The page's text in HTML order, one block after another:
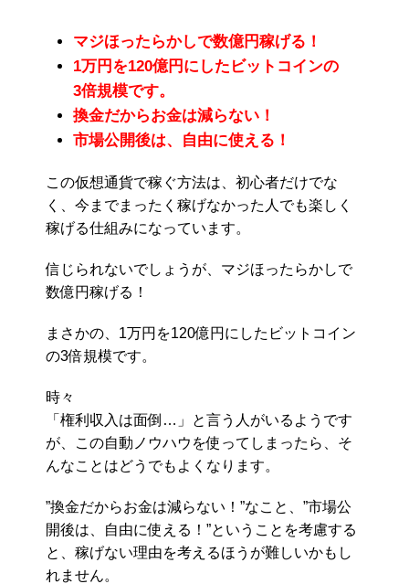
マジほったらかしで数億円稼げる！
1万円を120億円にしたビットコインの
3倍規模です。
換金だからお金は減らない！
市場公開後は、自由に使える！
この仮想通貨で稼ぐ方法は、初心者だけでな
く、今までまったく稼げなかった人でも楽しく
稼げる仕組みになっています。
信じられないでしょうが、マジほったらかしで
数億円稼げる！
まさかの、1万円を120億円にしたビットコイン
の3倍規模です。
時々
「権利収入は面倒…」と言う人がいるようです
が、この自動ノウハウを使ってしまったら、そ
んなことはどうでもよくなります。
”換金だからお金は減らない！”なこと、”市場公
開後は、自由に使える！”ということを考慮する
と、稼げない理由を考えるほうが難しいかもし
れません。